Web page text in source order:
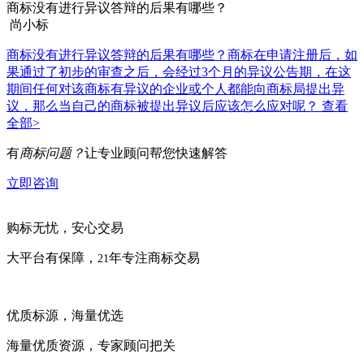
商标没有进行异议答辩的后果有哪些？
尚小标
商标没有进行异议答辩的后果有哪些？商标在申请注册后，如
果通过了初步的审查之后，会经过3个月的异议公告期，在这
期间任何对该商标有异议的企业或个人都能向商标局提出异
议，那么当自己的商标被提出异议后应该怎么应对呢？ 查看
全部>
有商标问题？让专业顾问帮您快速解答
立即咨询
购标无忧，安心交易
大平台有保障， 21年专注商标交易
优质标源，海量优选
海量优质资源，专家顾问把关